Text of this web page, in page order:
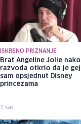
ISKRENO PRIZNANJE
Brat Angeline Jolie
razvoda otkrio da je
sam opsjednut Disney
princezama
1 sat